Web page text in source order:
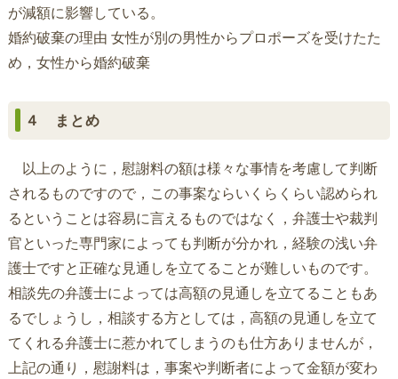
が減額に影響している。
婚約破棄の理由 女性が別の男性からプロポーズを受けたた
め，女性から婚約破棄
４ まとめ
以上のように，慰謝料の額は様々な事情を考慮して判断
されるものですので，この事案ならいくらくらい認められ
るということは容易に言えるものではなく，弁護士や裁判
官といった専門家によっても判断が分かれ，経験の浅い弁
護士ですと正確な見通しを立てることが難しいものです。
相談先の弁護士によっては高額の見通しを立てることもあ
るでしょうし，相談する方としては，高額の見通しを立て
てくれる弁護士に惹かれてしまうのも仕方ありませんが，
上記の通り，慰謝料は，事案や判断者によって金額が変わ